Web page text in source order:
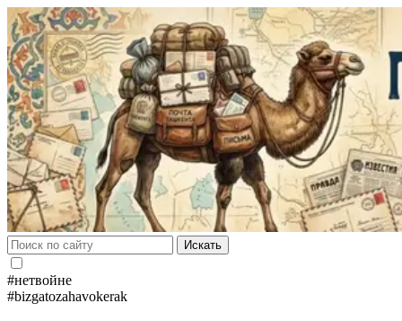
Искать
#нетвойне
#bizgatozahavokerak